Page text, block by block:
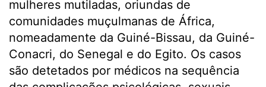
mulheres mutiladas, oriundas de
comunidades muçulmanas de África,
nomeadamente da Guiné-Bissau, da Guiné-
Conacri, do Senegal e do Egito. Os casos
são detetados por médicos na sequência